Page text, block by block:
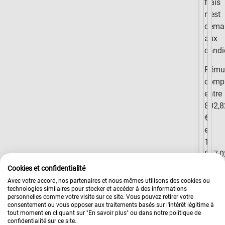
frais
n’est
aux
entre
€
et
1
/
selon
Cookies et confidentialité
Avec votre accord, nos partenaires et nous-mêmes utilisons des cookies ou
technologies similaires pour stocker et accéder à des informations
personnelles comme votre visite sur ce site. Vous pouvez retirer votre
consentement ou vous opposer aux traitements basés sur l'intérêt légitime à
tout moment en cliquant sur "En savoir plus" ou dans notre politique de
confidentialité sur ce site.